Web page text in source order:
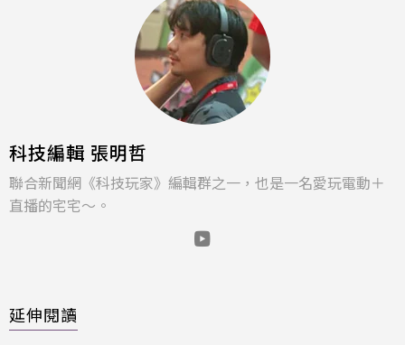
科技編輯 張明哲
聯合新聞網《科技玩家》編輯群之一，也是一名愛玩電動＋
直播的宅宅～。
延伸閱讀